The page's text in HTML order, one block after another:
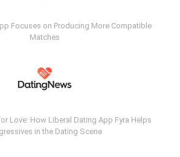
Focuses on Producing More Compatible
Matches
Love: How Liberal Dating App Fyra Helps
in the Dating Scene